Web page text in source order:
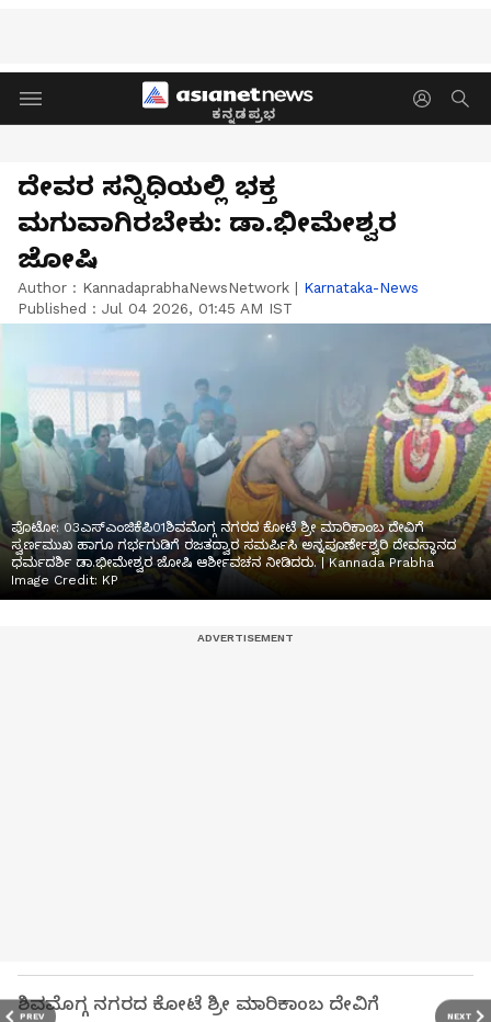
ಕನ್ನಡಪ್ರಭ
PREV NEXT
ದೇವರ ಸನ್ನಿಧಿಯಲ್ಲಿ ಭಕ್ತ
ಮಗುವಾಗಿರಬೇಕು: ಡಾ.ಭೀಮೇಶ್ವರ
ಜೋಷಿ
Author : KannadaprabhaNewsNetwork | Karnataka-News
Published : Jul 04 2026, 01:45 AM IST
ಪೊಟೋ: 03ಎಸ್‌ಎಂಜಿಕೆಪಿ01ಶಿವಮೊಗ್ಗ ನಗರದ ಕೋಟೆ ಶ್ರೀ ಮಾರಿಕಾಂಬ ದೇವಿಗೆ
ಸ್ವರ್ಣಮುಖ ಹಾಗೂ ಗರ್ಭಗುಡಿಗೆ ರಜತದ್ವಾರ ಸಮರ್ಪಿಸಿ ಅನ್ನಪೂರ್ಣೇಶ್ವರಿ ದೇವಸ್ಥಾನದ
ಧರ್ಮದರ್ಶಿ ಡಾ.ಭೀಮೇಶ್ವರ ಜೋಷಿ ಆರ್ಶೀವಚನ ನೀಡಿದರು. | Kannada Prabha
Image Credit: KP
ಶಿವಮೊಗ್ಗ ನಗರದ ಕೋಟೆ ಶ್ರೀ ಮಾರಿಕಾಂಬ ದೇವಿಗೆ